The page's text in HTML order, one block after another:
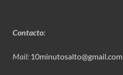
Contacto:
Mail: 10minutosalto@gmail.com